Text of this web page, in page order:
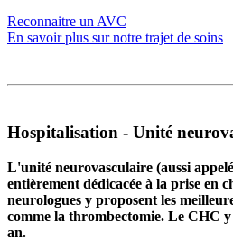
Reconnaitre un AVC
En savoir plus sur notre trajet de soins
Hospitalisation - Unité
L'unité neurovasculaire (aussi
entièrement dédicacée à la prise en
neurologues y proposent les
comme la thrombectomie. Le CHC
an.